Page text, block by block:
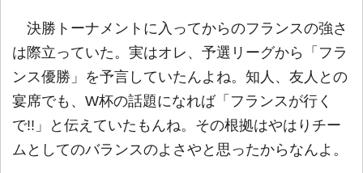
決勝トーナメントに入ってからのフランスの強さ
は際立っていた。実はオレ、予選リーグから「フラ
ンス優勝」を予言していたんよね。知人、友人との
宴席でも、W杯の話題になれば「フランスが行く
で!!」と伝えていたもんね。その根拠はやはりチー
ムとしてのバランスのよさやと思ったからなんよ。